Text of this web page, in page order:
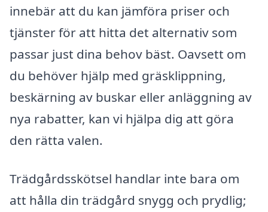
innebär att du kan jämföra priser och
tjänster för att hitta det alternativ som
passar just dina behov bäst. Oavsett om
du behöver hjälp med gräsklippning,
beskärning av buskar eller anläggning av
nya rabatter, kan vi hjälpa dig att göra
den rätta valen.
Trädgårdsskötsel handlar inte bara om
att hålla din trädgård snygg och prydlig;